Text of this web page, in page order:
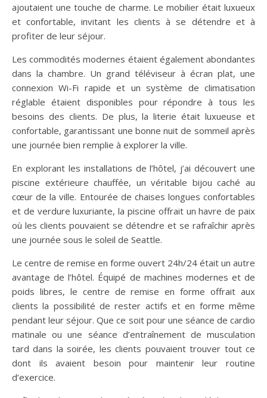
ajoutaient une touche de charme. Le mobilier était luxueux
et confortable, invitant les clients à se détendre et à
profiter de leur séjour.
Les commodités modernes étaient également abondantes
dans la chambre. Un grand téléviseur à écran plat, une
connexion Wi-Fi rapide et un système de climatisation
réglable étaient disponibles pour répondre à tous les
besoins des clients. De plus, la literie était luxueuse et
confortable, garantissant une bonne nuit de sommeil après
une journée bien remplie à explorer la ville.
En explorant les installations de l’hôtel, j’ai découvert une
piscine extérieure chauffée, un véritable bijou caché au
cœur de la ville. Entourée de chaises longues confortables
et de verdure luxuriante, la piscine offrait un havre de paix
où les clients pouvaient se détendre et se rafraîchir après
une journée sous le soleil de Seattle.
Le centre de remise en forme ouvert 24h/24 était un autre
avantage de l’hôtel. Équipé de machines modernes et de
poids libres, le centre de remise en forme offrait aux
clients la possibilité de rester actifs et en forme même
pendant leur séjour. Que ce soit pour une séance de cardio
matinale ou une séance d’entraînement de musculation
tard dans la soirée, les clients pouvaient trouver tout ce
dont ils avaient besoin pour maintenir leur routine
d’exercice.